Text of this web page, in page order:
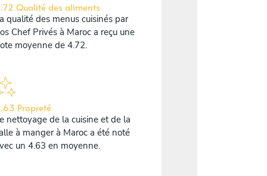
Qualité des aliments
qualité des menus cuisinés par
Chef Privés à Maroc a reçu une
moyenne de 4.72.
Propreté
nettoyage de la cuisine et de la
à manger à Maroc a été noté
un 4.63 en moyenne.